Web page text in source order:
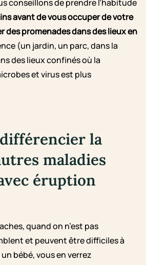
conseillons de prendre l’habitude
avant de vous occuper de votre
des promenades dans des lieux en
(un jardin, un parc, dans la
des lieux confinés où la
et virus est plus
la
maladies
éruption
quand on n’est pas
et peuvent être difficiles à
bébé, vous en verrez